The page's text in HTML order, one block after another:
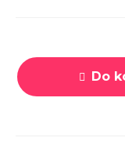
cena:
Do
6 GEN 3
LAVA
2026